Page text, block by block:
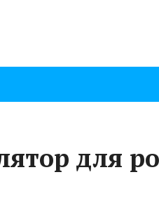
для